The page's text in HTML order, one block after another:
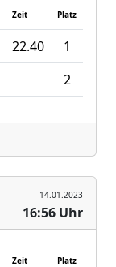
Zeit Platz
22.40
1
2
14.01.2023
16:56 Uhr
Zeit Platz